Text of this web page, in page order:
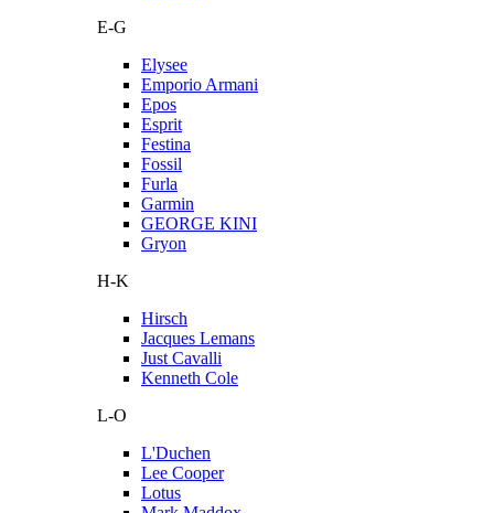
E-G
Elysee
Emporio Armani
Epos
Esprit
Festina
Fossil
Furla
Garmin
GEORGE KINI
Gryon
H-K
Hirsch
Jacques Lemans
Just Cavalli
Kenneth Cole
L-O
L'Duchen
Lee Cooper
Lotus